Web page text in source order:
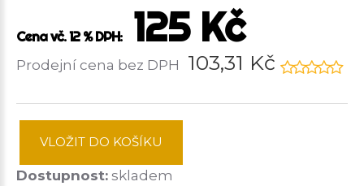
Cena vč. 12 % DPH: 125 Kč
Prodejní cena bez DPH 103,31 Kč
VLOŽIT DO KOŠÍKU
Dostupnost: skladem